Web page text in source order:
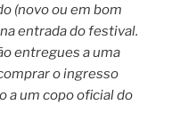
(novo ou em bom
entrada do festival.
entregues a uma
o ingresso
a um copo oficial do